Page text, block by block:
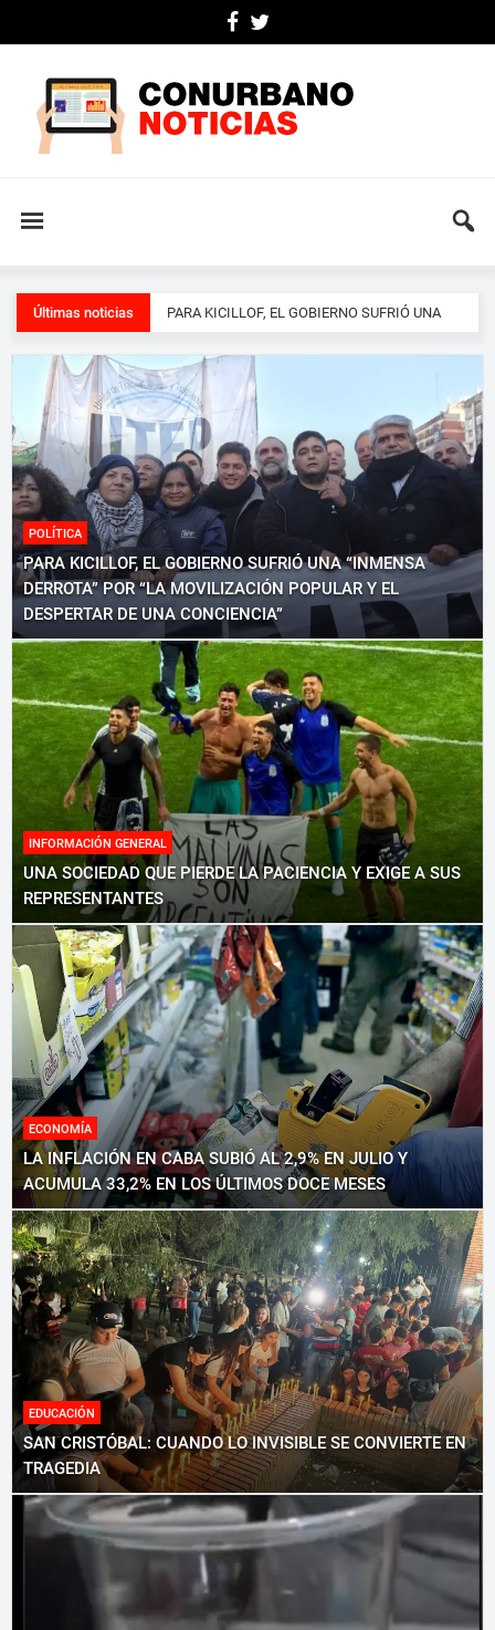
Últimas noticias UNA SOCIEDAD QUE PIERDE LA PACIENCIA
Y EXIGE A SUS REPRESENTANTES
POLÍTICA
PARA KICILLOF, EL GOBIERNO SUFRIÓ UNA “INMENSA
DERROTA” POR “LA MOVILIZACIÓN POPULAR Y EL
DESPERTAR DE UNA CONCIENCIA”
INFORMACIÓN GENERAL
UNA SOCIEDAD QUE PIERDE LA PACIENCIA Y EXIGE A SUS
REPRESENTANTES
ECONOMÍA
LA INFLACIÓN EN CABA SUBIÓ AL 2,9% EN JULIO Y
ACUMULA 33,2% EN LOS ÚLTIMOS DOCE MESES
EDUCACIÓN
SAN CRISTÓBAL: CUANDO LO INVISIBLE SE CONVIERTE EN
TRAGEDIA